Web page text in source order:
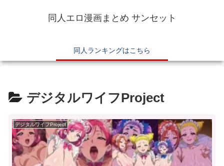
同人エロ漫画まとめ サンセット
同人ランキングはこちら
デジタルワイフProject
デジタルワイフProject